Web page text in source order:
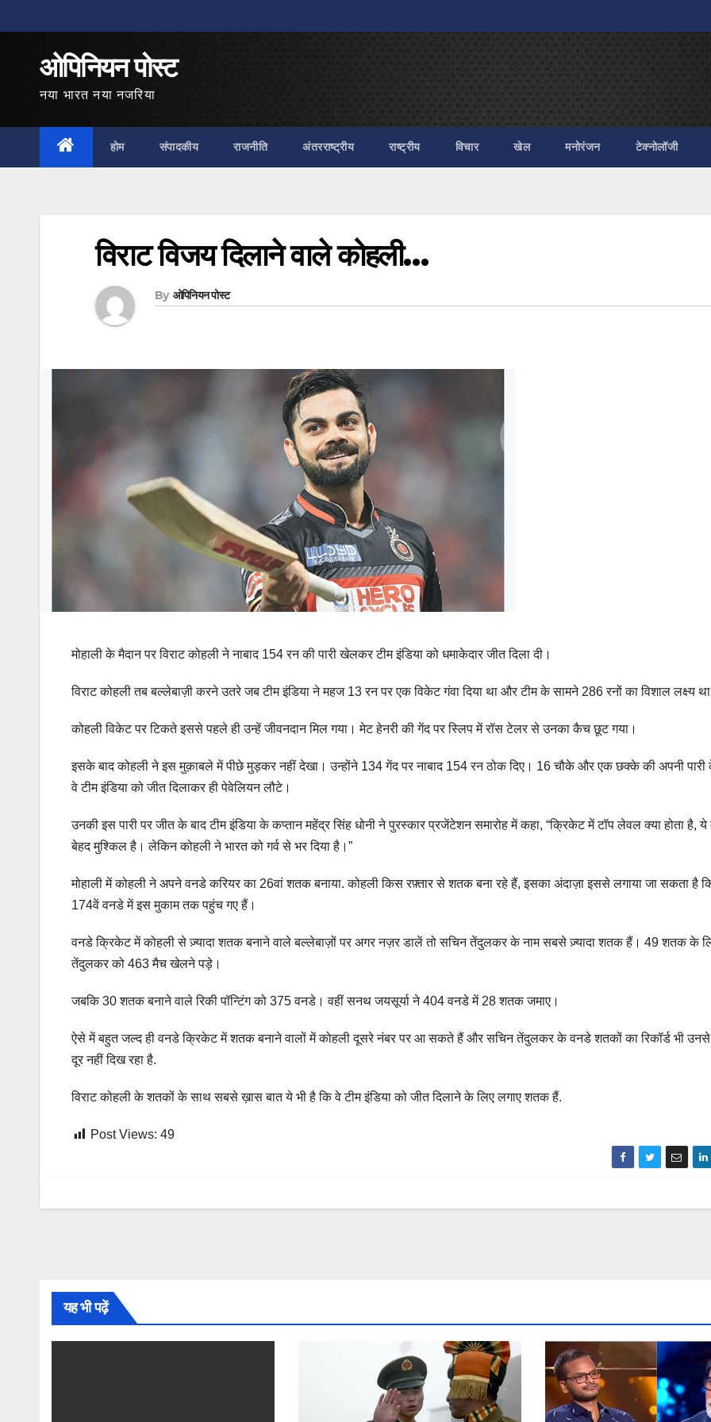
to
ओपिनियन पोस्ट
नया भारत नया नजरिया
होम संपादकीय राजनीति अंतरराष्ट्रीय राष्ट्रीय विचार खेल मनोरंजन टेक्नोलॉजी
विराट विजय दिलाने वाले कोहली…
By ओपिनियन पोस्ट
मोहाली के मैदान पर विराट कोहली ने नाबाद 154 रन की पारी खेलकर टीम इंडिया को धमाकेदार जीत दिला दी।
विराट कोहली तब बल्लेबाज़ी करने उतरे जब टीम इंडिया ने महज 13 रन पर एक विकेट गंवा दिया था और टीम के सामने 286 रनों का विशाल लक्ष्य
कोहली विकेट पर टिकते इससे पहले ही उन्हें जीवनदान मिल गया। मेट हेनरी की गेंद पर स्लिप में रॉस टेलर से उनका कैच छूट गया।
इसके बाद कोहली ने इस मुक़ाबले में पीछे मुड़कर नहीं देखा। उन्होंने 134 गेंद पर नाबाद 154 रन ठोक दिए। 16 चौके और एक छक्के की अपनी
वे टीम इंडिया को जीत दिलाकर ही पेवेलियन लौटे।
उनकी इस पारी पर जीत के बाद टीम इंडिया के कप्तान महेंद्र सिंह धोनी ने पुरस्कार प्रजेंटेशन समारोह में कहा, “क्रिकेट में टॉप लेवल क्या होता है,
बेहद मुश्किल है। लेकिन कोहली ने भारत को गर्व से भर दिया है।”
मोहाली में कोहली ने अपने वनडे करियर का 26वां शतक बनाया. कोहली किस रफ़्तार से शतक बना रहे हैं, इसका अंदाज़ा इससे लगाया जा सकता है
174वें वनडे में इस मुकाम तक पहुंच गए हैं।
वनडे क्रिकेट में कोहली से ज़्यादा शतक बनाने वाले बल्लेबाज़ों पर अगर नज़र डालें तो सचिन तेंदुलकर के नाम सबसे ज़्यादा शतक हैं। 49 शतक के
तेंदुलकर को 463 मैच खेलने पड़े।
जबकि 30 शतक बनाने वाले रिकी पॉन्टिंग को 375 वनडे। वहीं सनथ जयसूर्या ने 404 वनडे में 28 शतक जमाए।
ऐसे में बहुत जल्द ही वनडे क्रिकेट में शतक बनाने वालों में कोहली दूसरे नंबर पर आ सकते हैं और सचिन तेंदुलकर के वनडे शतकों का रिकॉर्ड भी
दूर नहीं दिख रहा है.
विराट कोहली के शतकों के साथ सबसे ख़ास बात ये भी है कि वे टीम इंडिया को जीत दिलाने के लिए लगाए शतक हैं.
Post Views: 49
यह विपक्ष
यह भी पढ़ें